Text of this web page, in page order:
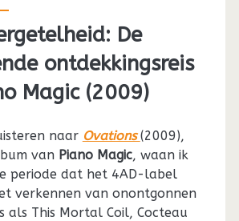
De
ontdekkingsreis
Magic (2009)
naar Ovations(2009),
van Piano Magic, waan ik
periode dat het 4AD-label
verkennen van onontgonnen
als This Mortal Coil, Cocteau